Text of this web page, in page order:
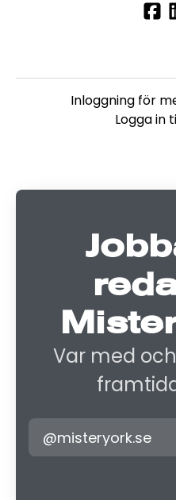
Inloggning för
Logga in
Var med
@misteryork.se